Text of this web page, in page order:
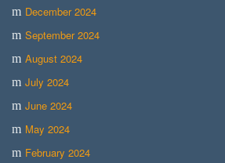
December 2024
September 2024
August 2024
July 2024
June 2024
May 2024
February 2024